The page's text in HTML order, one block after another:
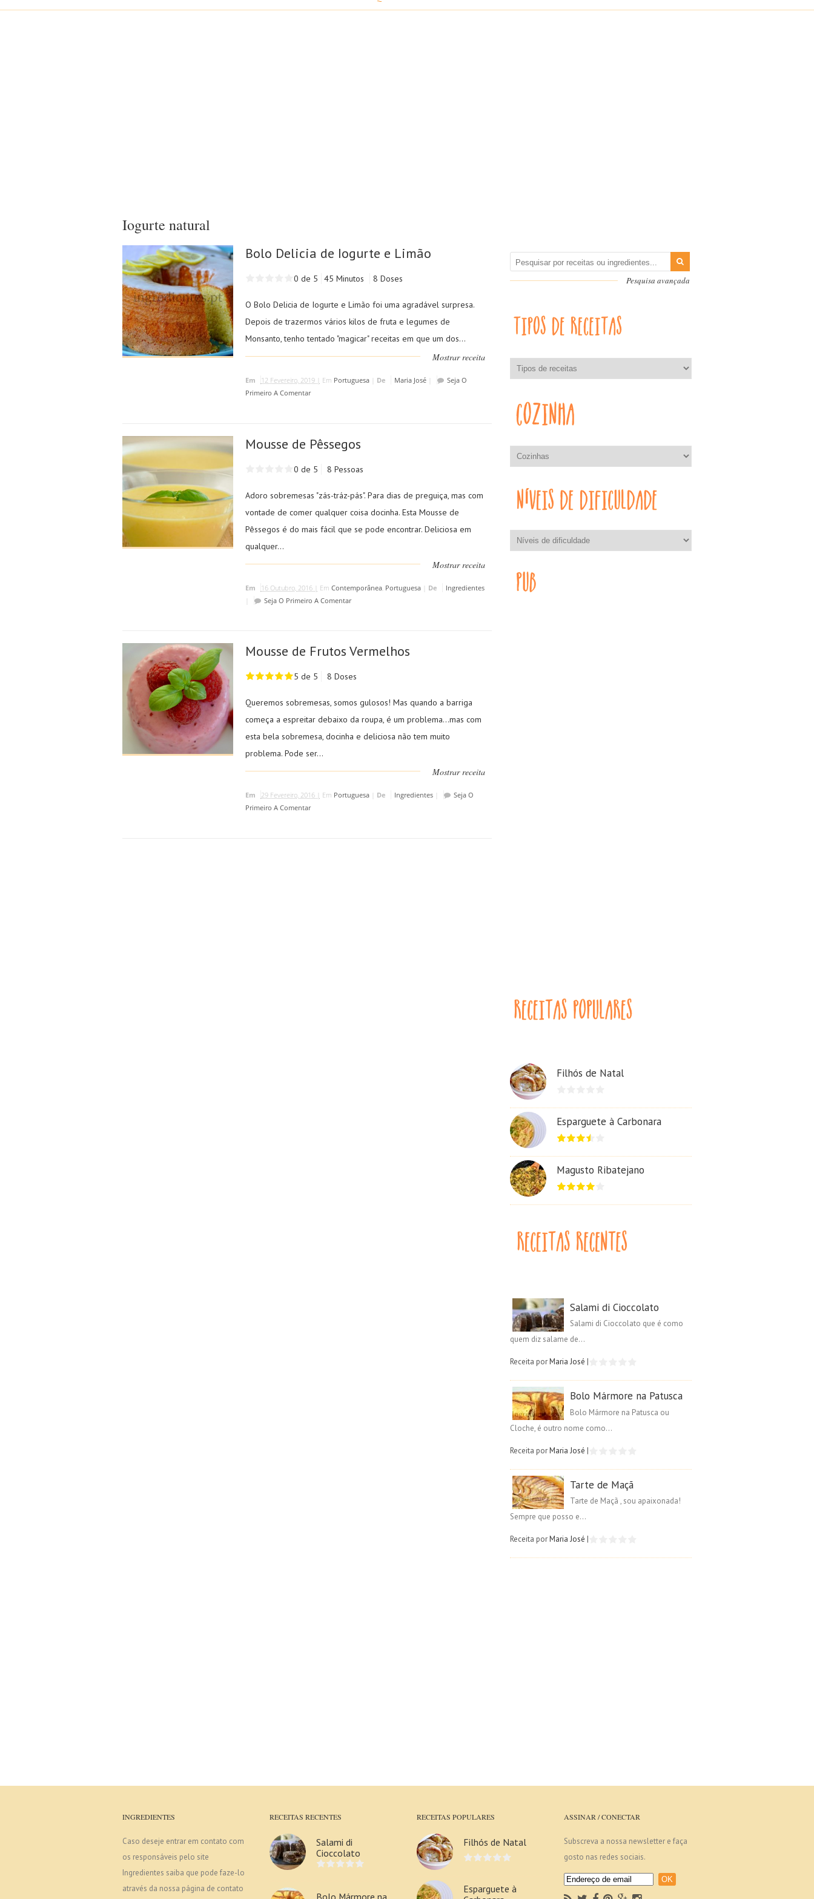
Iogurte natural
Bolo Delicia de Iogurte e Limão
0 de 5 45 Minutos 8 Doses
O Bolo Delicia de Iogurte e Limão foi uma agradável surpresa.
Depois de trazermos vários kilos de fruta e legumes de
Monsanto, tenho tentado "magicar" receitas em que um dos...
Mostrar receita
Em 12 Fevereiro, 2019 | Em Portuguesa| De Maria José|
Seja O
Primeiro A Comentar
Mousse de Pêssegos
0 de 5 8 Pessoas
Adoro sobremesas "zás-tráz-pás". Para dias de preguiça, mas com
vontade de comer qualquer coisa docinha. Esta Mousse de
Pêssegos é do mais fácil que se pode encontrar. Deliciosa em
qualquer...
Mostrar receita
Em 16 Outubro, 2016 | Em Contemporânea, Portuguesa| De
Ingredientes
Seja O Primeiro A Comentar
Mousse de Frutos Vermelhos
5 de 5 8 Doses
Queremos sobremesas, somos gulosos! Mas quando a barriga
começa a espreitar debaixo da roupa, é um problema...mas com
esta bela sobremesa, docinha e deliciosa não tem muito
problema. Pode ser...
Mostrar receita
Em 29 Fevereiro, 2016 | Em Portuguesa| De Ingredientes|
Seja O
Primeiro A Comentar
Pesquisa avançada
Filhós de Natal
Esparguete à Carbonara
Magusto Ribatejano
Salami di Cioccolato
Salami di Cioccolato que é como
quem diz salame de...
Receita porMaria José |
Bolo Mármore na Patusca
Bolo Mármore na Patusca ou
Cloche, é outro nome como...
Receita porMaria José |
Tarte de Maçã
Tarte de Maçã , sou apaixonada!
Sempre que posso e...
Receita porMaria José |
INGREDIENTES
Caso deseje entrar em contato com
os responsáveis pelo site
Ingredientes saiba que pode faze-lo
através da nossa página de contato
RECEITAS RECENTES
Salami di
Cioccolato
Bolo Mármore na
RECEITAS POPULARES
Filhós de Natal
Esparguete à
ASSINAR / CONECTAR
Subscreva a nossa newsletter e faça
gosto nas redes sociais.